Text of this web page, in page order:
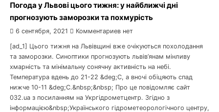
Погода у Львові цього тижня: у найближчі дні
прогнозують заморозки та похмурість
6 сентября, 2021 Комментариев нет
[ad_1] Цього тижня на Львівщині вже очікуються похолодання
та заморозки. Синоптики прогнозують львів’янам мінливу
хмарність та мінімальну сонячну активність на небі.
Температура вдень до 21-22 &deg;С, а вночі обіцяють спад
нижче 10-11 &deg;С.&nbsp;&nbsp; Про це повідомляє сайт
032.ua з посиланням на Укргідрометцентр. Згідно з
інформацією&nbsp;Українського гідрометеорологічного центру,